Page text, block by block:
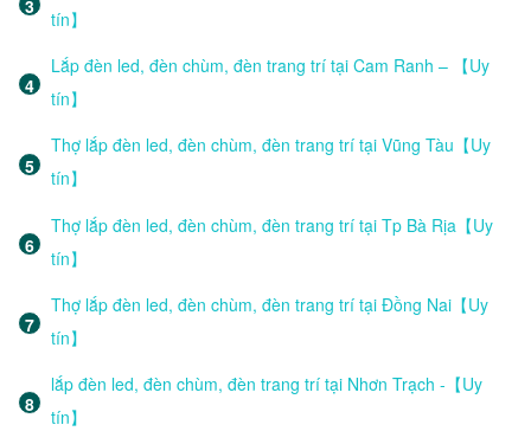
tín】
Lắp đèn led, đèn chùm, đèn trang trí tại Cam Ranh – 【Uy
tín】
Thợ lắp đèn led, đèn chùm, đèn trang trí tại Vũng Tàu【Uy
tín】
Thợ lắp đèn led, đèn chùm, đèn trang trí tại Tp Bà Rịa【Uy
tín】
Thợ lắp đèn led, đèn chùm, đèn trang trí tại Đồng Nai【Uy
tín】
lắp đèn led, đèn chùm, đèn trang trí tại Nhơn Trạch -【Uy
tín】